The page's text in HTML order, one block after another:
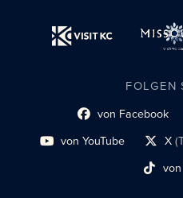
FOLGEN
Link zum sozialen
von Facebook
Link zum sozialen Profil
von YouTube X
Social-
Link